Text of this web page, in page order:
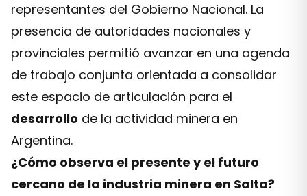
representantes del Gobierno Nacional. La
presencia de autoridades nacionales y
provinciales permitió avanzar en una agenda
de trabajo conjunta orientada a consolidar
este espacio de articulación para el
desarrollo de la actividad minera en
Argentina.
¿Cómo observa el presente y el futuro
cercano de la industria minera en Salta?